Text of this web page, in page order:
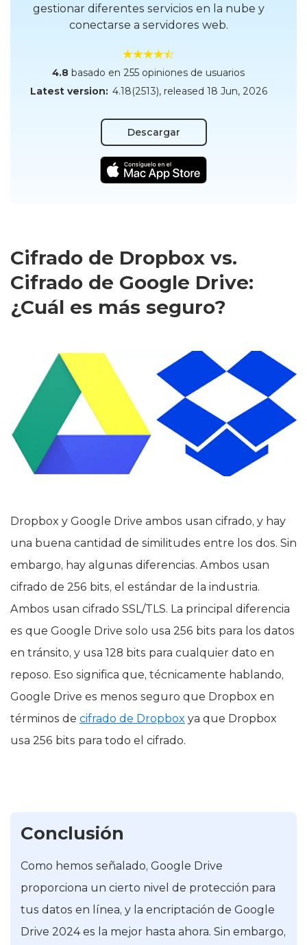
gestionar diferentes servicios en la nube y
conectarse a servidores web.
4.8 basado en 255 opiniones de usuarios
Latest version: 4.18(2513), released 18 Jun, 2026
Descargar
Cifrado de Dropbox vs.
Cifrado de Google Drive:
¿Cuál es más seguro?
Dropbox y Google Drive ambos usan cifrado, y hay
una buena cantidad de similitudes entre los dos. Sin
embargo, hay algunas diferencias. Ambos usan
cifrado de 256 bits, el estándar de la industria.
Ambos usan cifrado SSL/TLS. La principal diferencia
es que Google Drive solo usa 256 bits para los datos
en tránsito, y usa 128 bits para cualquier dato en
reposo. Eso significa que, técnicamente hablando,
Google Drive es menos seguro que Dropbox en
términos de cifrado de Dropbox ya que Dropbox
usa 256 bits para todo el cifrado.
Conclusión
Como hemos señalado, Google Drive
proporciona un cierto nivel de protección para
tus datos en línea, y la encriptación de Google
Drive 2024 es la mejor hasta ahora. Sin embargo,